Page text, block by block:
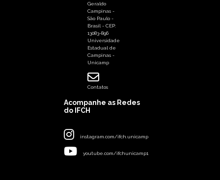
Geraldo
Campinas -
São Paulo -
Brasil - CEP:
13083-896
Universidade
Estadual de
Campinas -
Unicamp
Contatos
Acompanhe as Redes
do IFCH
instagram.com/ifch.unicamp
youtube.com/ifchunicamp1